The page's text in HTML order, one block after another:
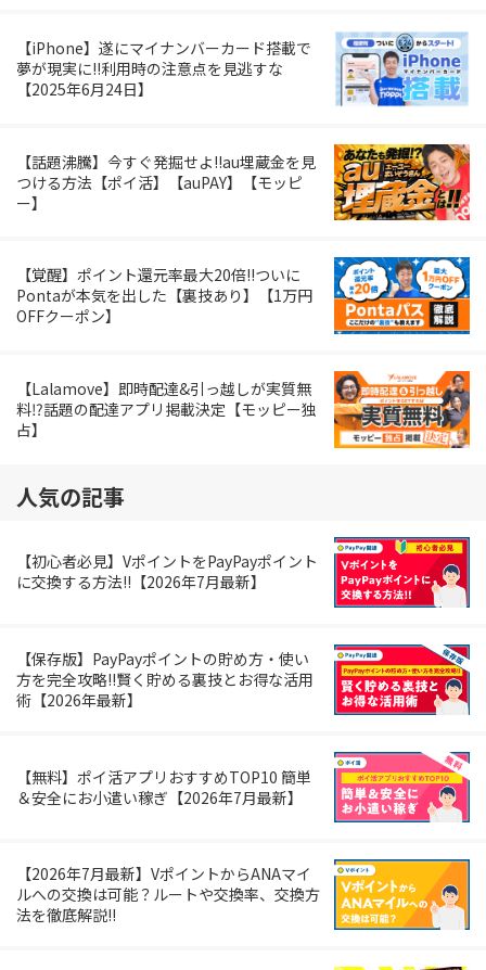
【iPhone】遂にマイナンバーカード搭載で
夢が現実に!!利用時の注意点を見逃すな
【2025年6月24日】
【話題沸騰】今すぐ発掘せよ!!au埋蔵金を見
つける方法【ポイ活】【auPAY】【モッピ
ー】
【覚醒】ポイント還元率最大20倍!!ついに
Pontaが本気を出した【裏技あり】【1万円
OFFクーポン】
【Lalamove】即時配達&引っ越しが実質無
料⁉︎話題の配達アプリ掲載決定【モッピー独
占】
人気の記事
【初心者必見】VポイントをPayPayポイント
に交換する方法!!【2026年7月最新】
【保存版】PayPayポイントの貯め方・使い
方を完全攻略!!賢く貯める裏技とお得な活用
術【2026年最新】
【無料】ポイ活アプリおすすめTOP10 簡単
＆安全にお小遣い稼ぎ【2026年7月最新】
【2026年7月最新】VポイントからANAマイ
ルへの交換は可能？ルートや交換率、交換方
法を徹底解説!!